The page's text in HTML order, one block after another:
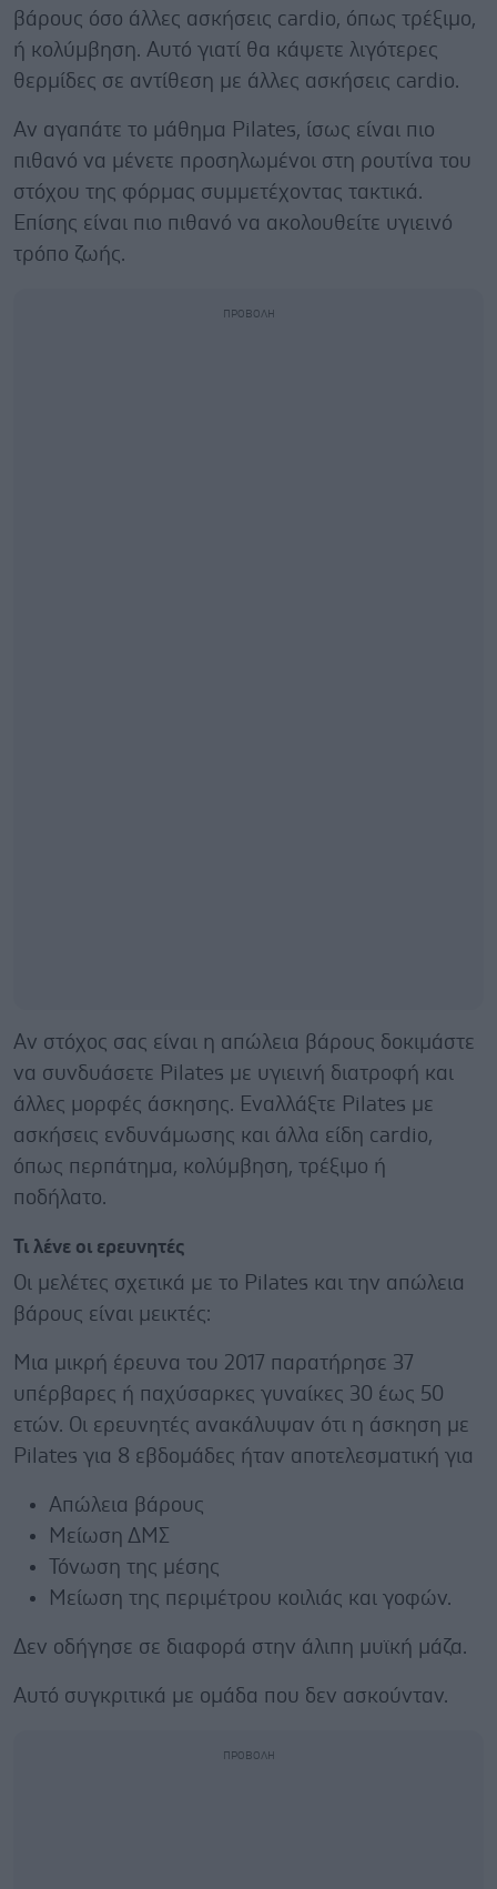
βάρους όσο άλλες ασκήσεις cardio, όπως τρέξιμο,
ή κολύμβηση. Αυτό γιατί θα κάψετε λιγότερες
θερμίδες σε αντίθεση με άλλες ασκήσεις cardio.
Αν αγαπάτε το μάθημα Pilates, ίσως είναι πιο
πιθανό να μένετε προσηλωμένοι στη ρουτίνα του
στόχου της φόρμας συμμετέχοντας τακτικά.
Επίσης είναι πιο πιθανό να ακολουθείτε υγιεινό
τρόπο ζωής.
Αν στόχος σας είναι η απώλεια βάρους δοκιμάστε
να συνδυάσετε Pilates με υγιεινή διατροφή και
άλλες μορφές άσκησης. Εναλλάξτε Pilates με
ασκήσεις ενδυνάμωσης και άλλα είδη cardio,
όπως περπάτημα, κολύμβηση, τρέξιμο ή
ποδήλατο.
Τι λένε οι ερευνητές
Οι μελέτες σχετικά με το Pilates και την απώλεια
βάρους είναι μεικτές:
Μια μικρή έρευνα του 2017 παρατήρησε 37
υπέρβαρες ή παχύσαρκες γυναίκες 30 έως 50
ετών. Οι ερευνητές ανακάλυψαν ότι η άσκηση με
Pilates για 8 εβδομάδες ήταν αποτελεσματική για
Απώλεια βάρους
Μείωση ΔΜΣ
Τόνωση της μέσης
Μείωση της περιμέτρου κοιλιάς και γοφών.
Δεν οδήγησε σε διαφορά στην άλιπη μυϊκή μάζα.
Αυτό συγκριτικά με ομάδα που δεν ασκούνταν.